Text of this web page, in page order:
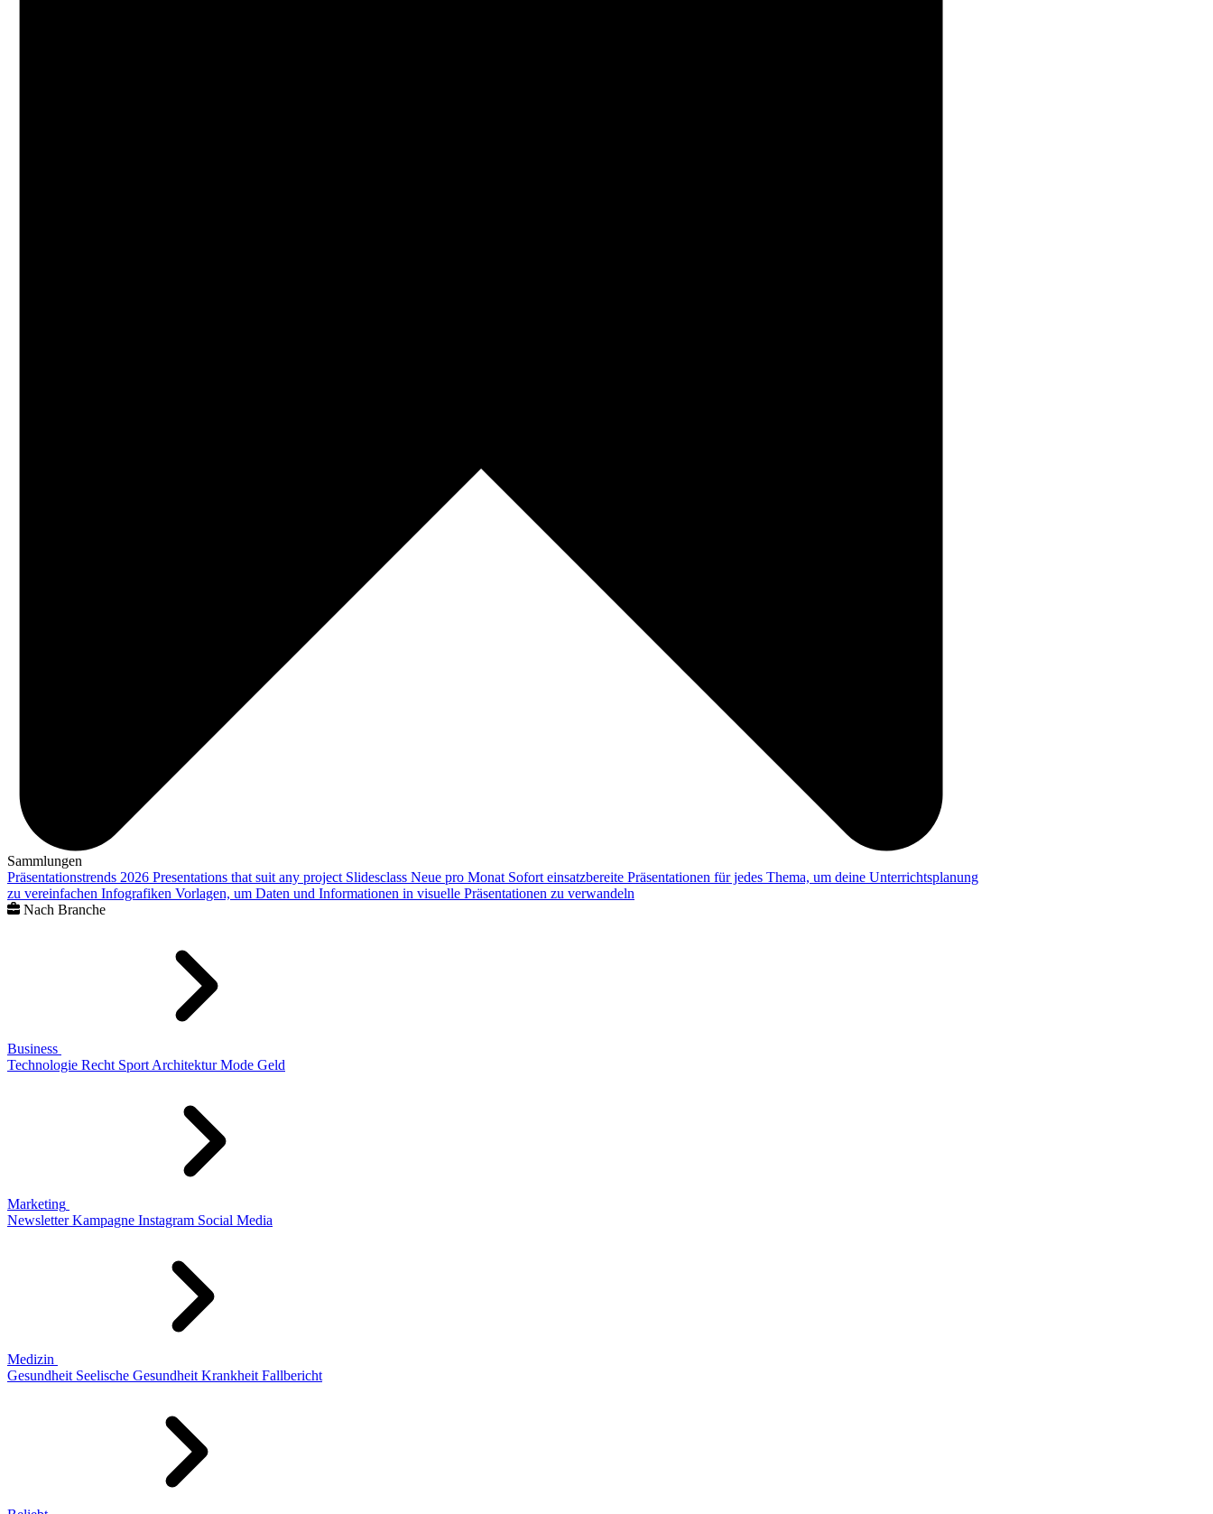
Sammlungen
Präsentationstrends 2026 Presentations that suit any project Slidesclass Neue pro Monat Sofort einsatzbereite Präsentationen für jedes Thema, um deine Unterrichtsplanung
zu vereinfachen Infografiken Vorlagen, um Daten und Informationen in visuelle Präsentationen zu verwandeln
Nach Branche
Business
Technologie Recht Sport Architektur Mode Geld
Marketing
Newsletter Kampagne Instagram Social Media
Medizin
Gesundheit Seelische Gesundheit Krankheit Fallbericht